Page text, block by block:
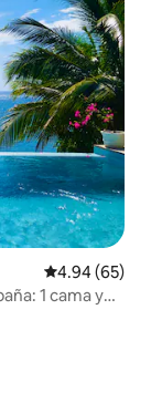
Calificación
4.94 (65)
1 cama y